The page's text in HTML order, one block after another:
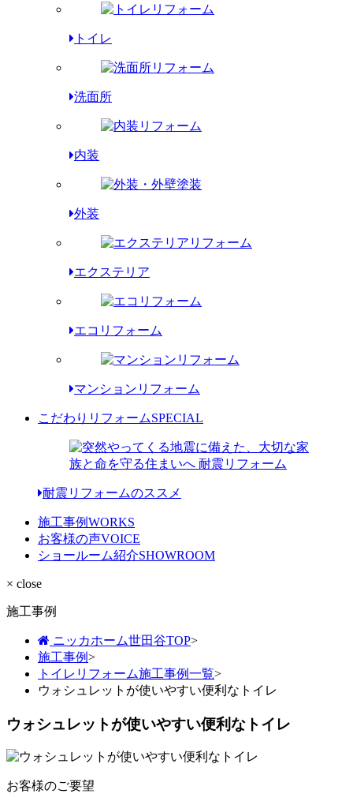
トイレ
洗面所
内装
外装
エクステリア
エコリフォーム
マンションリフォーム
こだわりリフォームSPECIAL
耐震リフォームのススメ
施工事例WORKS
お客様の声VOICE
ショールーム紹介SHOWROOM
× close
施工事例
ニッカホーム世田谷TOP>
施工事例>
トイレリフォーム施工事例一覧>
ウォシュレットが使いやすい便利なトイレ
ウォシュレットが使いやすい便利なトイレ
お客様のご要望